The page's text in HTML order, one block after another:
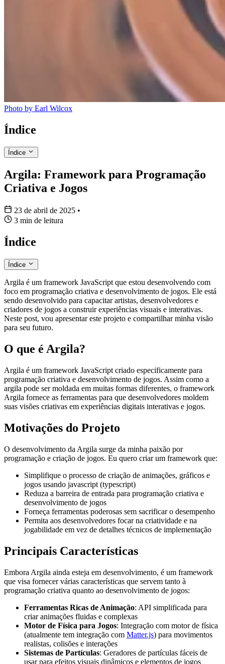
Photo by Earl Wilcox
Índice
Índice
Argila: Framework para Programação Criativa e Jogos
O que é Argila?
Motivações do Projeto
Estado Atual
Visão para o Futuro
Conclusão
Argila: Framework para Programação
Criativa e Jogos
23 de abril de 2025 •
3 min de leitura
Índice
Índice
Argila: Framework para Programação Criativa e Jogos
O que é Argila?
Motivações do Projeto
Principais Características
Estado Atual
Visão para o Futuro
Argila é um framework JavaScript que estou desenvolvendo com
foco em programação criativa e desenvolvimento de jogos. Ele está
sendo desenvolvido para capacitar artistas, desenvolvedores e
criadores de jogos a construir experiências visuais e interativas.
Neste post, vou apresentar este projeto e compartilhar minha visão
para seu futuro.
O que é Argila?
Argila é um framework JavaScript criado especificamente para
programação criativa e desenvolvimento de jogos. Assim como a
argila pode ser moldada em muitas formas diferentes, o framework
Argila fornece as ferramentas para que desenvolvedores moldem
suas visões criativas em experiências digitais interativas e jogos.
Motivações do Projeto
O desenvolvimento da Argila surge da minha paixão por
programação e criação de jogos. Eu quero criar um framework que:
Simplifique o processo de criação de animações, gráficos e
jogos usando javascript (typescript)
Reduza a barreira de entrada para programação criativa e
desenvolvimento de jogos
Forneça ferramentas poderosas sem sacrificar o desempenho
Permita aos desenvolvedores focar na criatividade e na
jogabilidade em vez de detalhes técnicos de implementação
Principais Características
Embora Argila ainda esteja em desenvolvimento, é um framework
que visa fornecer várias características que servem tanto à
programação criativa quanto ao desenvolvimento de jogos:
Ferramentas Ricas de Animação: API simplificada para
criar animações fluidas e complexas
Motor de Física para Jogos: Integração com motor de física
(atualmente tem integração com Matter.js) para movimentos
realistas, colisões e interações
Sistemas de Partículas: Geradores de partículas fáceis de
usar para efeitos visuais dinâmicos e elementos de jogos